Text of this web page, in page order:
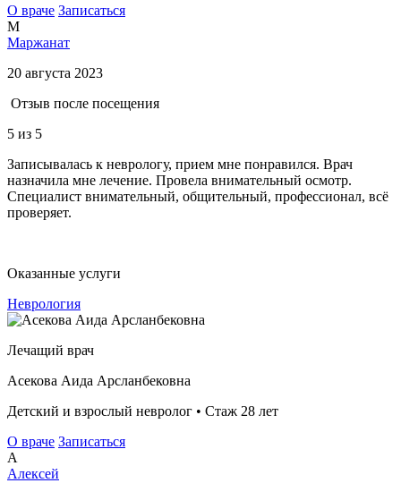
О враче Записаться
М
Маржанат
20 августа 2023
Отзыв после посещения
5 из 5
Записывалась к неврологу, прием мне понравился. Врач
назначила мне лечение. Провела внимательный осмотр.
Специалист внимательный, общительный, профессионал, всё
проверяет.
Оказанные услуги
Неврология
Лечащий врач
Асекова Аида Арсланбековна
Детский и взрослый невролог • Стаж 28 лет
О враче Записаться
А
Алексей